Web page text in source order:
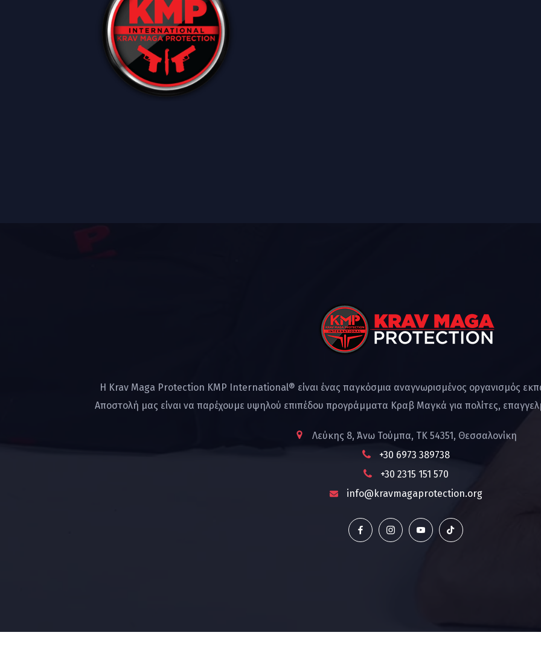
Η Krav Maga Protection KMP International® είναι ένας παγκόσμια αναγνωρισμένος οργανισμός
Αποστολή μας είναι να παρέχουμε υψηλού επιπέδου προγράμματα Κραβ Μαγκά για πολίτες,
Λεύκης 8, Άνω Τούμπα, ΤΚ 54351, Θεσσαλονίκη
+30 6973 389738
+30 2315 151 570
info@kravmagaprotection.org